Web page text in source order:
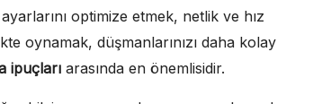
optimize etmek, netlik ve hız
oynamak, düşmanlarınızı daha kolay
ipuçları arasında en önemlisidir.